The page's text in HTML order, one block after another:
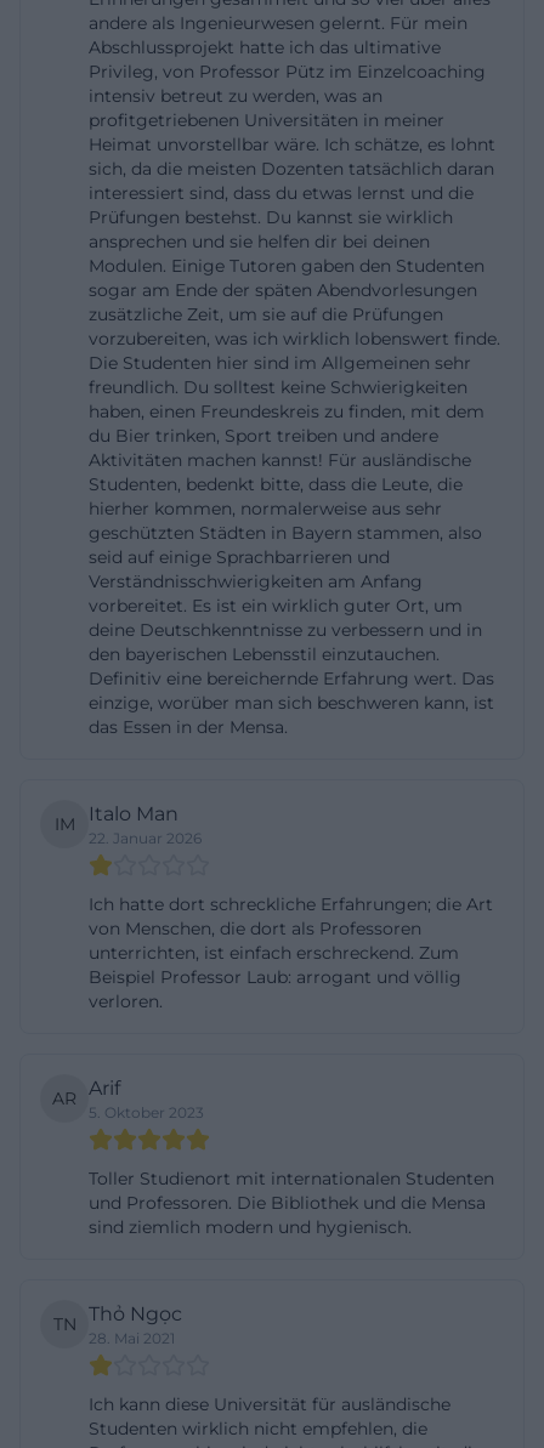
2026 und weiteren Informationen. Wer also nicht
nur die hochschulweiten Fristen, sondern auch die
fachbezogenen Planungen im Blick behalten
möchte, findet auf den offiziellen Unterseiten die
nötige Detailtiefe. Für die Suchintention rund um
prüfungsplan ist das besonders relevant, denn
Studierende wollen meist nicht nur wissen, dass
Prüfungen stattfinden, sondern auch, wo sie die
verbindlichen Details für den eigenen Studiengang
finden. Die Hochschule Landshut löst das sauber
über eine Mischung aus zentraler Terminübersicht
und fakultätsbezogenen Prüfungsunterlagen.
([haw-landshut.de](https://www.haw-
landshut.de/fakultaeten/interdisziplinaere-
studien/studium/studium-generale))
Bibliothek, Moodle, VPN und Webmail im
Studienalltag
Wer nach bibliothek, moodle, vpn und email sucht,
landet an der Hochschule Landshut schnell bei den
zentralen digitalen und analogen Werkzeugen des
Studienalltags. Die Hochschulbibliothek ist für alle
zugänglich und für Hochschulangehörige rund um
Nachtmenschen und Projektphasen, sondern auch
ein echter Standortvorteil für Prüfungszeiten und
Gruppenarbeiten. Zusätzlich nennt die Bibliothek
servicebetreute Öffnungszeiten,
Ansprechpartnerinnen und Ansprechpartner sowie
eine klare Kontaktmöglichkeit per E-Mail und
wegen einer großen Softwareumstellung hin, was
für die Planung von Ausleihe und Fernleihe wichtig
ist. Im Semester selbst gelten von 16.03. bis
31.07.2026 die Öffnungszeiten Montag bis
Donnerstag von 8:00 bis 17:00 Uhr und Freitag von
hochschule landshut bibliothek ist das eine starke
Antwort, weil sie nicht nur den Ort, sondern auch
Nutzungslogik und Servicequalität abbildet. ([haw-
landshut.de](https://www.haw-
landshut.de/organisation/zentrale-
andere als Ingenieurwesen gelernt. Für mein
Abschlussprojekt hatte ich das ultimative
Privileg, von Professor Pütz im Einzelcoaching
intensiv betreut zu werden, was an
profitgetriebenen Universitäten in meiner
Heimat unvorstellbar wäre. Ich schätze, es lohnt
sich, da die meisten Dozenten tatsächlich daran
interessiert sind, dass du etwas lernst und die
Prüfungen bestehst. Du kannst sie wirklich
ansprechen und sie helfen dir bei deinen
Modulen. Einige Tutoren gaben den Studenten
sogar am Ende der späten Abendvorlesungen
zusätzliche Zeit, um sie auf die Prüfungen
vorzubereiten, was ich wirklich lobenswert finde.
Die Studenten hier sind im Allgemeinen sehr
freundlich. Du solltest keine Schwierigkeiten
haben, einen Freundeskreis zu finden, mit dem
du Bier trinken, Sport treiben und andere
Aktivitäten machen kannst! Für ausländische
Studenten, bedenkt bitte, dass die Leute, die
hierher kommen, normalerweise aus sehr
geschützten Städten in Bayern stammen, also
seid auf einige Sprachbarrieren und
Verständnisschwierigkeiten am Anfang
vorbereitet. Es ist ein wirklich guter Ort, um
deine Deutschkenntnisse zu verbessern und in
den bayerischen Lebensstil einzutauchen.
Definitiv eine bereichernde Erfahrung wert. Das
einzige, worüber man sich beschweren kann, ist
das Essen in der Mensa.
IM Italo Man
22. Januar 2026
Ich hatte dort schreckliche Erfahrungen; die Art
von Menschen, die dort als Professoren
unterrichten, ist einfach erschreckend. Zum
Beispiel Professor Laub: arrogant und völlig
verloren.
AR Arif
5. Oktober 2023
Toller Studienort mit internationalen Studenten
und Professoren. Die Bibliothek und die Mensa
sind ziemlich modern und hygienisch.
TN Thỏ Ngọc
28. Mai 2021
Ich kann diese Universität für ausländische
Studenten wirklich nicht empfehlen, die